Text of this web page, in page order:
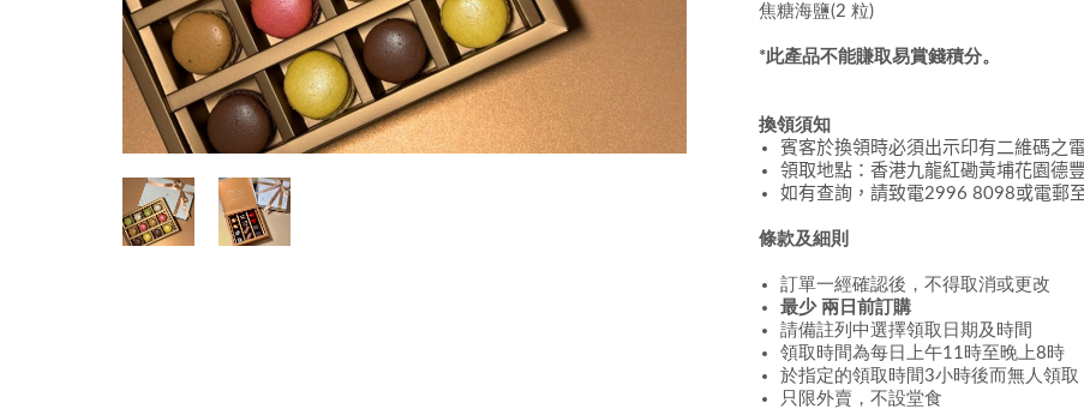
焦糖海鹽(2 粒)
*此產品不能賺取易賞錢積分。
換領須知
賓客於換領時必須出示印有二維碼之
領取地點：香港九龍紅磡黃埔花園德
如有查詢，請致電2996 8098或電郵
條款及細則
訂單一經確認後，不得取消或更改
最少 兩日前訂購
請備註列中選擇領取日期及時間
領取時間為每日上午11時至晚上8時
於指定的領取時間3小時後而無人領
只限外賣，不設堂食